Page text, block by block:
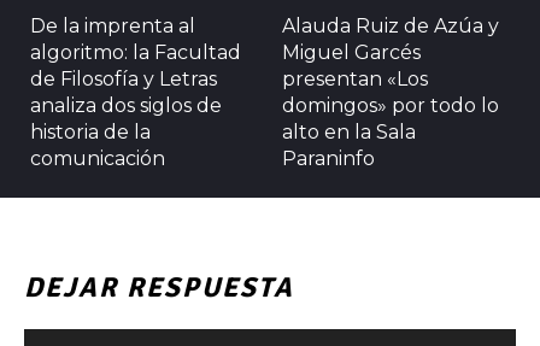
De la imprenta al
algoritmo: la Facultad
de Filosofía y Letras
analiza dos siglos de
historia de la
comunicación
Alauda Ruiz de Azúa y
Miguel Garcés
presentan «Los
domingos» por todo lo
alto en la Sala
Paraninfo
DEJAR RESPUESTA